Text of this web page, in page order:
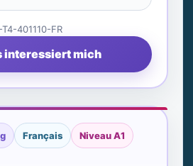
401110-FR
interessiert mich
Français Niveau A1